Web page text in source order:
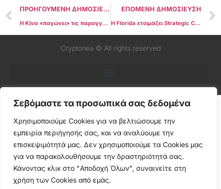
Σεβόμαστε τα προσωπικά σας δεδομένα
Χρησιμοποιούμε Cookies για να βελτιώσουμε την
εμπειρία περιήγησής σας, και να αναλύουμε την
επισκεψιμότητά μας. Δεν χρησιμοποιούμε τα Cookies μας
για να παρακολουθήσουμε την δραστηριότητά σας.
Κάνοντας κλικ στο "Αποδοχή Όλων", συναινείτε στη
χρήση των Cookies από εμάς.
ΠΡΟΗΓΟΥΜΕΝΗ ΔΗΜΟΣΙΕΥΣΗ
Η Κίνα «παγώνει» τις παραγγελίες Nvidia H200: Η κίνηση που ταράζει την παγκόσμια αγορά AI
ΕΠΟΜΕΝΗ ΔΗΜΟΣΙΕΥΣΗ
Η Florida ετοιμάζει Strategic Crypto Reserve: Το νομοσχέδιο που ανοίγει τον δρόμο για κρατικές αγορές Bitcoin δισεκατομμυρίων
Cryptonea © All rights reserved